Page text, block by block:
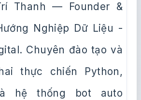
Thanh — Founder &
Nghiệp Dữ Liệu -
Chuyên đào tạo và
thực chiến Python,
hệ thống bot auto